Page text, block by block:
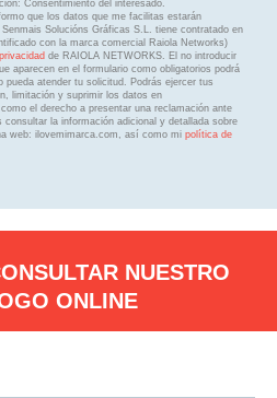
Consentimiento del interesado.
que los datos que me facilitas estarán
Solucións Gráficas S.L. tiene contratado en
con la marca comercial Raiola Networks)
de RAIOLA NETWORKS. El no introducir
aparecen en el formulario como obligatorios podrá
pueda atender tu solicitud. Podrás ejercer tus
limitación y suprimir los datos en
el derecho a presentar una reclamación ante
consultar la información adicional y detallada sobre
web: ilovemimarca.com, así como mi política de
NUESTRO
ONLINE